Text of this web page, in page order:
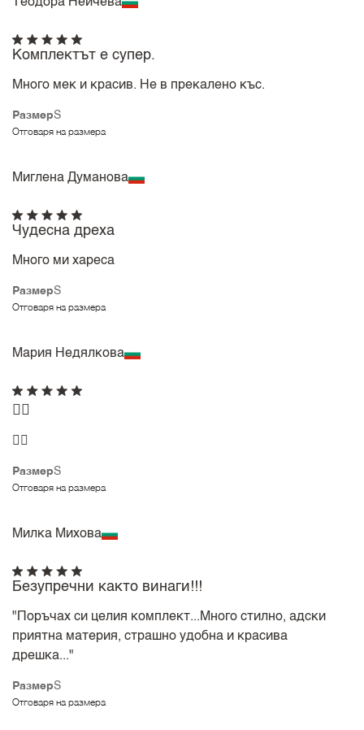
Теодора Нейчева
РазмерS
Отговаря на размера
Комплектът е супер.
Много мек и красив. Не в прекалено къс.
Миглена Думанова
РазмерS
Отговаря на размера
Чудесна дреха
Много ми хареса
Мария Недялкова
РазмерS
Отговаря на размера
👍🏻
👍🏻
Милка Михова
РазмерS
Отговаря на размера
Безупречни както винаги!!!
"Поръчах си целия комплект...Много стилно, адски
приятна материя, страшно удобна и красива
дрешка..."